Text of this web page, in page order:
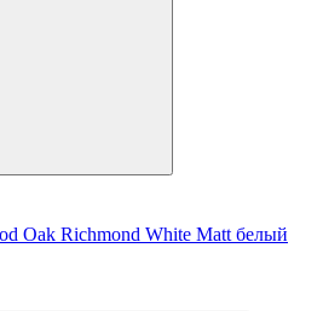
Oak Richmond White Matt белый